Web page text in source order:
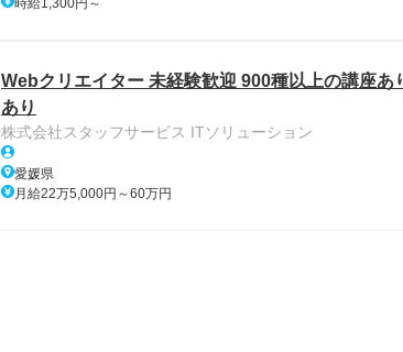
時給1,300円～
Webクリエイター 未経験歓迎 900種以上の講座
あり
株式会社スタッフサービス ITソリューション
愛媛県
月給22万5,000円～60万円